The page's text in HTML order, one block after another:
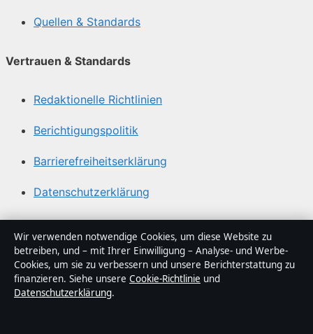
Quellen & Standards
Vertrauen & Standards
Redaktionelle Richtlinien
Berichtigungspolitik
Barrierefreiheitserklärung
Datenschutzerklärung
Über Gegenwart24 in Kürze
Gegenwart24 ist ein unabhängiger digitaler
Nachrichtenanbieter mit Fokus auf Politik, Wirtschaft,
Technik und Gesellschaft in Deutschland. Jeder Artikel
Wir verwenden notwendige Cookies, um diese Website zu
betreiben, und – mit Ihrer Einwilligung – Analyse- und Werbe-
Cookies, um sie zu verbessern und unsere Berichterstattung zu
finanzieren. Siehe unsere Cookie-Richtlinie und
Datenschutzerklärung.